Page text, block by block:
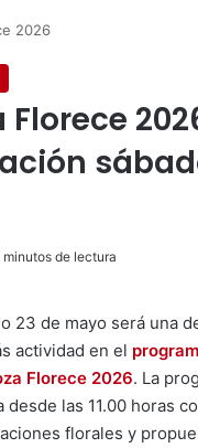
2026
Florece
minutos de lectura
23 de mayo será una
actividad en el
Florece 2026. La
desde las 11.00 horas
florales y